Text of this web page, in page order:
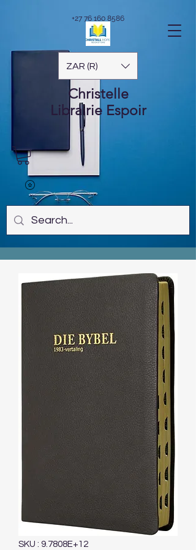
ZAR (R)
Christelle
Librairie Espoir
+27 76 160 8586
SKU : 9.7808E+12